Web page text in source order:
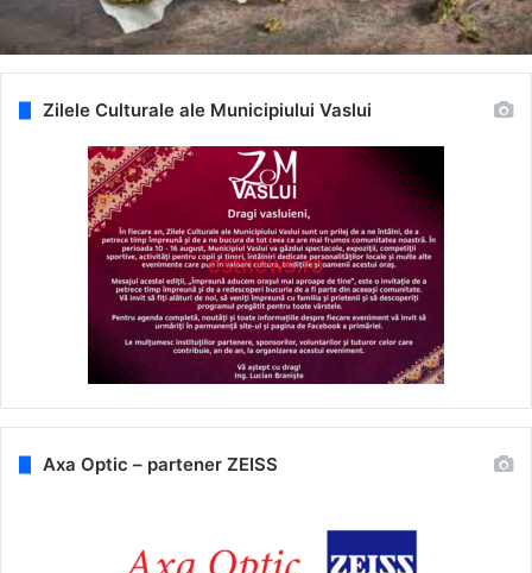
Zilele Culturale ale Municipiului Vaslui
Axa Optic – partener ZEISS